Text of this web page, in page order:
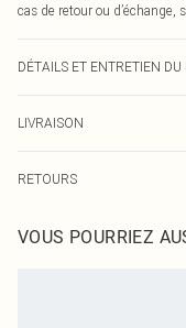
cas de retour ou d’échange,
DÉTAILS ET ENTRETIEN DU
utilisé, la couleur peut
LIVRAISON
Livraison express France
Jusqu'à 2-3 jours ouvrables
RETOURS
pour nous retourner un
VOUS POURRIEZ